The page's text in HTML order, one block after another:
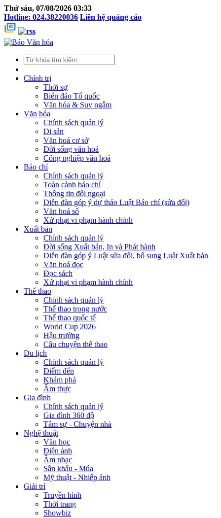
Thứ sáu, 07/08/2026 03:33
Hotline: 024.38220036 Liên hệ quảng cáo
Chính trị
Thời sự
Biển đảo Tổ quốc
Văn hóa & Suy ngẫm
Văn hóa
Chính sách quản lý
Di sản
Văn hoá cơ sở
Đời sống văn hoá
Công nghiệp văn hoá
Báo chí
Chính sách quản lý
Toàn cảnh báo chí
Thông tin đối ngoại
Diễn đàn góp ý dự thảo Luật Báo chí (sửa đổi)
Văn hoá số
Xử phạt vi phạm hành chính
Xuất bản
Chính sách quản lý
Đời sống Xuất bản, In và Phát hành
Diễn đàn góp ý Luật sửa đổi, bổ sung Luật Xuất bản
Văn hoá đọc
Đọc sách
Xử phạt vi phạm hành chính
Thể thao
Chính sách quản lý
Thể thao trong nước
Thể thao quốc tế
World Cup 2026
Hậu trường
Câu chuyện thể thao
Du lịch
Chính sách quản lý
Điểm đến
Khám phá
Ẩm thực
Gia đình
Chính sách quản lý
Gia đình 360 độ
Tâm sự - Chuyện nhà
Nghệ thuật
Văn học
Điện ảnh
Âm nhạc
Sân khấu - Múa
Mỹ thuật - Nhiếp ảnh
Giải trí
Truyền hình
Thời trang
Showbiz